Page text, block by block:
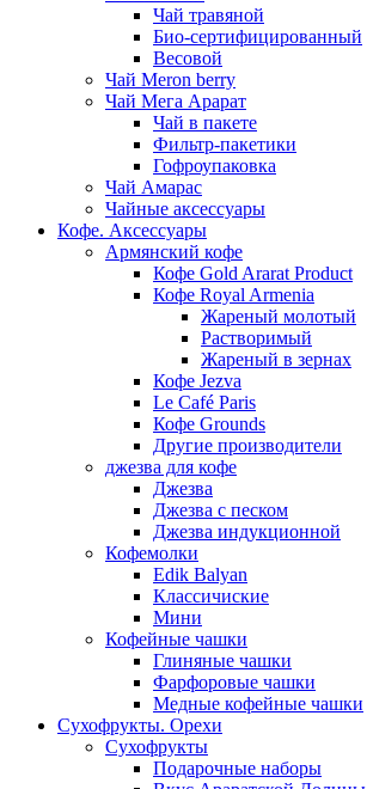
Чай травяной
Био-сертифицированный
Весовой
Чай Meron berry
Чай Мега Арарат
Чай в пакете
Фильтр-пакетики
Гофроупаковка
Чай Амарас
Чайные аксессуары
Кофе. Аксессуары
Армянский кофе
Кофе Gold Ararat Product
Кофе Royal Armenia
Жареный молотый
Растворимый
Жареный в зернах
Кофе Jezva
Le Café Paris
Кофе Grounds
Другие производители
джезва для кофе
Джезва
Джезва с песком
Джезва индукционной
Кофемолки
Edik Balyan
Классичиские
Мини
Кофейные чашки
Глиняные чашки
Фарфоровые чашки
Медные кофейные чашки
Сухофрукты. Орехи
Сухофрукты
Подарочные наборы